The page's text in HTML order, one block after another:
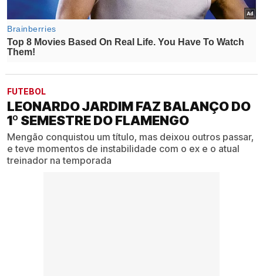
FUTEBOL
LEONARDO JARDIM FAZ BALANÇO DO
1º SEMESTRE DO FLAMENGO
Mengão conquistou um título, mas deixou outros passar,
e teve momentos de instabilidade com o ex e o atual
treinador na temporada